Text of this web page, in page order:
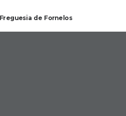
Freguesia de Fornelos